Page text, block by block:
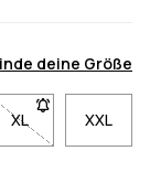
deine Größe
XL- Größe XL nicht
XXL